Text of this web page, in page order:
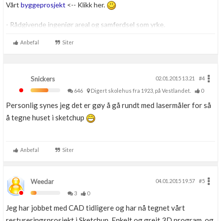
Vårt byggeprosjekt <-- Klikk her.
- Rådgivende ingeniør areal og samferdsel som yrke.
gravefirma sammen med min far.
Anbefal Siter
Snickers 02.01.2015 13.21
#4
646
Digert skolehus fra 1923, på Vestlandet. 0
Personlig synes jeg det er gøy å gå rundt med lasermåler for så
å tegne huset i sketchup
Anbefal Siter
Weedar 04.01.2015 19.57
#5
3
0
Jeg har jobbet med CAD tidligere og har nå tegnet vårt